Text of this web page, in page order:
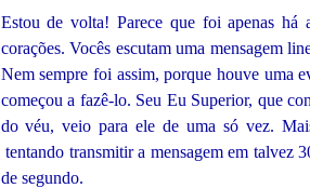
Estou de volta! Parece que foi apenas há
corações. Vocês escutam uma mensagem
Nem sempre foi assim, porque houve uma
começou a fazê-lo. Seu Eu Superior, que
do véu, veio para ele de uma só vez.
tentando transmitir a mensagem em talvez
de segundo.